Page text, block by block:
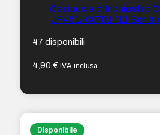
Cartuccia d’Inchiostro
JP451/KX701 (11
47 disponibili
4,90€ IVA inclusa
Disponibile